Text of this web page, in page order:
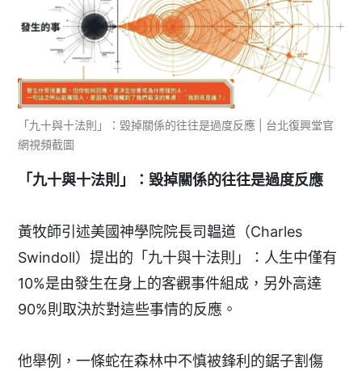
「九十與十法則」：毀掉關係的往往是過度反應 | 台北復興堂官
網視頻截圖
「九十與十法則」：毀掉關係的往往是過度反應
黃牧師引述美國神學院院長司韞道（Charles
Swindoll）提出的「九十與十法則」：人生中僅有
10%是由發生在身上的客觀事件組成，另外高達
90%則取決於對這些事情的反應。
他舉例，一條蛇在森林中不慎被鋒利的鋸子割傷